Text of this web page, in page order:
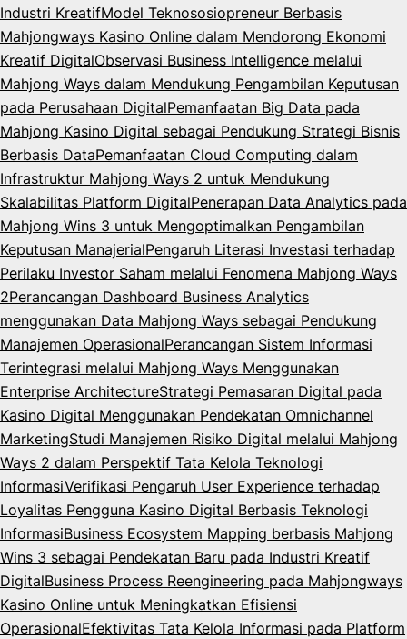
Industri KreatifModel Teknososiopreneur Berbasis
Mahjongways Kasino Online dalam Mendorong Ekonomi
Kreatif DigitalObservasi Business Intelligence melalui
Mahjong Ways dalam Mendukung Pengambilan Keputusan
pada Perusahaan DigitalPemanfaatan Big Data pada
Mahjong Kasino Digital sebagai Pendukung Strategi Bisnis
Berbasis DataPemanfaatan Cloud Computing dalam
Infrastruktur Mahjong Ways 2 untuk Mendukung
Skalabilitas Platform DigitalPenerapan Data Analytics pada
Mahjong Wins 3 untuk Mengoptimalkan Pengambilan
Keputusan ManajerialPengaruh Literasi Investasi terhadap
Perilaku Investor Saham melalui Fenomena Mahjong Ways
2Perancangan Dashboard Business Analytics
menggunakan Data Mahjong Ways sebagai Pendukung
Manajemen OperasionalPerancangan Sistem Informasi
Terintegrasi melalui Mahjong Ways Menggunakan
Enterprise ArchitectureStrategi Pemasaran Digital pada
Kasino Digital Menggunakan Pendekatan Omnichannel
MarketingStudi Manajemen Risiko Digital melalui Mahjong
Ways 2 dalam Perspektif Tata Kelola Teknologi
InformasiVerifikasi Pengaruh User Experience terhadap
Loyalitas Pengguna Kasino Digital Berbasis Teknologi
InformasiBusiness Ecosystem Mapping berbasis Mahjong
Wins 3 sebagai Pendekatan Baru pada Industri Kreatif
DigitalBusiness Process Reengineering pada Mahjongways
Kasino Online untuk Meningkatkan Efisiensi
OperasionalEfektivitas Tata Kelola Informasi pada Platform